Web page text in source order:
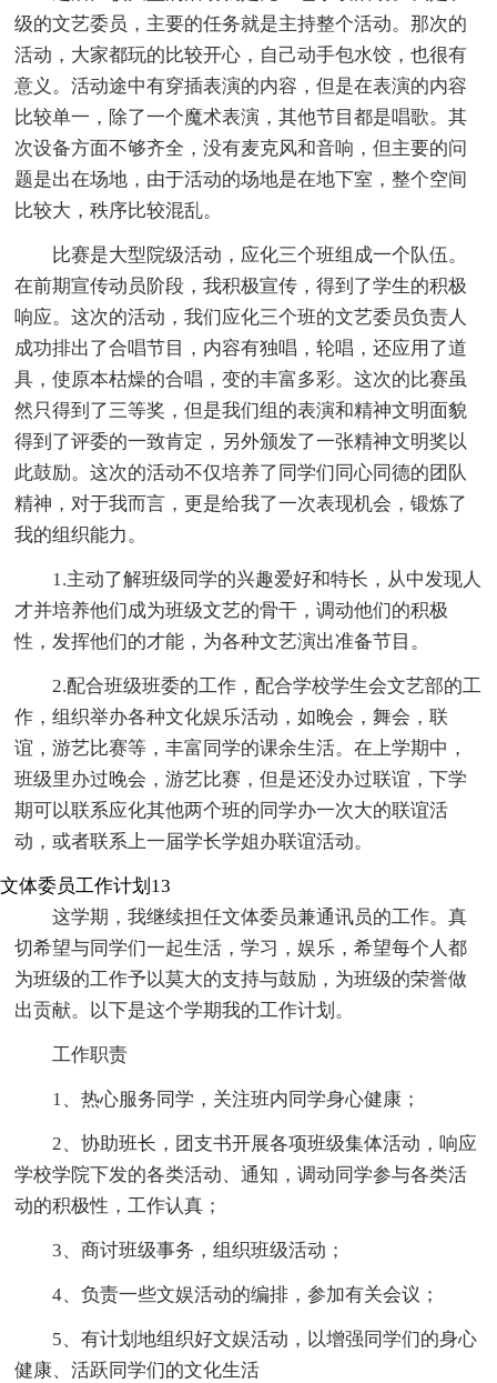
级的文艺委员，主要的任务就是主持整个活动。那次的
活动，大家都玩的比较开心，自己动手包水饺，也很有
意义。活动途中有穿插表演的内容，但是在表演的内容
比较单一，除了一个魔术表演，其他节目都是唱歌。其
次设备方面不够齐全，没有麦克风和音响，但主要的问
题是出在场地，由于活动的场地是在地下室，整个空间
比较大，秩序比较混乱。
比赛是大型院级活动，应化三个班组成一个队伍。
在前期宣传动员阶段，我积极宣传，得到了学生的积极
响应。这次的活动，我们应化三个班的文艺委员负责人
成功排出了合唱节目，内容有独唱，轮唱，还应用了道
具，使原本枯燥的合唱，变的丰富多彩。这次的比赛虽
然只得到了三等奖，但是我们组的表演和精神文明面貌
得到了评委的一致肯定，另外颁发了一张精神文明奖以
此鼓励。这次的活动不仅培养了同学们同心同德的团队
精神，对于我而言，更是给我了一次表现机会，锻炼了
我的组织能力。
1.主动了解班级同学的兴趣爱好和特长，从中发现人
才并培养他们成为班级文艺的骨干，调动他们的积极
性，发挥他们的才能，为各种文艺演出准备节目。
2.配合班级班委的工作，配合学校学生会文艺部的工
作，组织举办各种文化娱乐活动，如晚会，舞会，联
谊，游艺比赛等，丰富同学的课余生活。在上学期中，
班级里办过晚会，游艺比赛，但是还没办过联谊，下学
期可以联系应化其他两个班的同学办一次大的联谊活
动，或者联系上一届学长学姐办联谊活动。
文体委员工作计划13
这学期，我继续担任文体委员兼通讯员的工作。真
切希望与同学们一起生活，学习，娱乐，希望每个人都
为班级的工作予以莫大的支持与鼓励，为班级的荣誉做
出贡献。以下是这个学期我的工作计划。
工作职责
1、热心服务同学，关注班内同学身心健康；
2、协助班长，团支书开展各项班级集体活动，响应
学校学院下发的各类活动、通知，调动同学参与各类活
动的积极性，工作认真；
3、商讨班级事务，组织班级活动；
4、负责一些文娱活动的编排，参加有关会议；
5、有计划地组织好文娱活动，以增强同学们的身心
健康、活跃同学们的文化生活